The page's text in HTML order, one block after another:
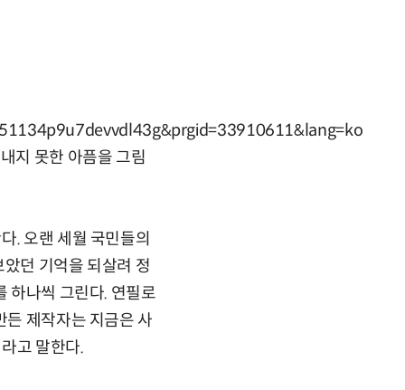
지 못한 아픔을 그림
. 오랜 세월 국민들의
던 기억을 되살려 정
하나씩 그린다. 연필로
든 제작자는 지금은 사
고 말한다.